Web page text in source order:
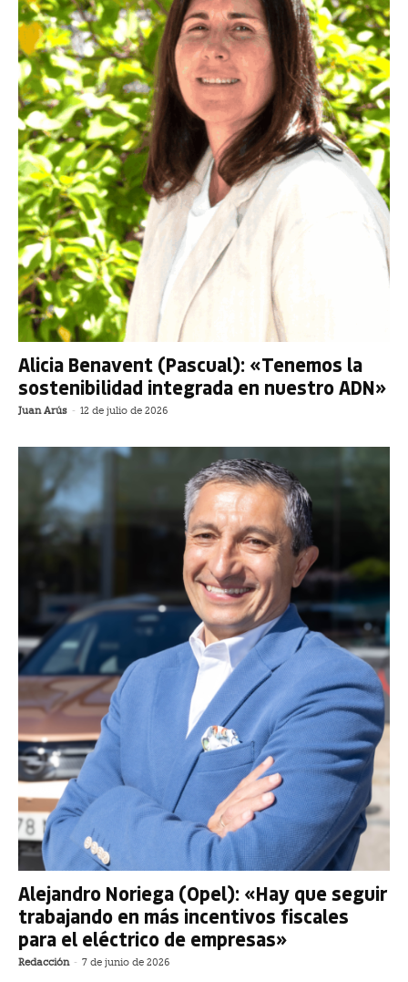
Alicia Benavent (Pascual): «Tenemos la
sostenibilidad integrada en nuestro ADN»
Juan Arús - 12 de julio de 2026
Alejandro Noriega (Opel): «Hay que seguir
trabajando en más incentivos fiscales
para el eléctrico de empresas»
Redacción - 7 de junio de 2026